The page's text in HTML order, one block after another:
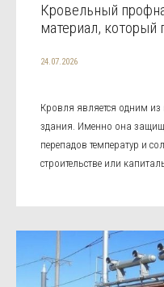
Кровельный
материал, который
24.07.2026
Кровля является одним
здания. Именно она
перепадов температур и
строительстве или